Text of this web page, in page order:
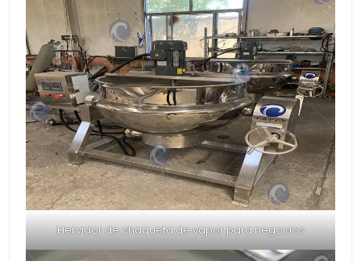
Hervidor de chaqueta de vapor para negocios